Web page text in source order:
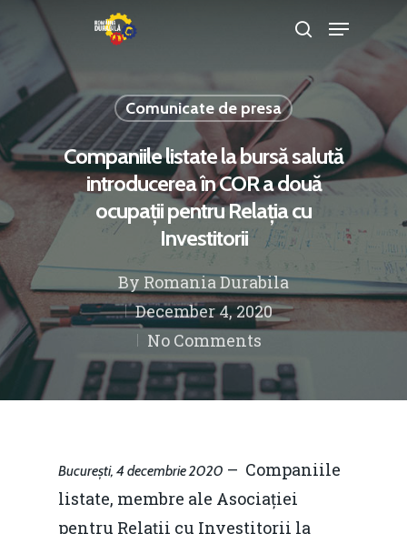
Hit enter to search or ESC to close
Comunicate de presa
Companiile listate la bursă salută
introducerea în COR a două
ocupații pentru Relația cu
Investitorii
By Romania Durabila
December 4, 2020
No Comments
București, 4 decembrie 2020 – Companiile
listate, membre ale Asociației
pentru Relații cu Investitorii la